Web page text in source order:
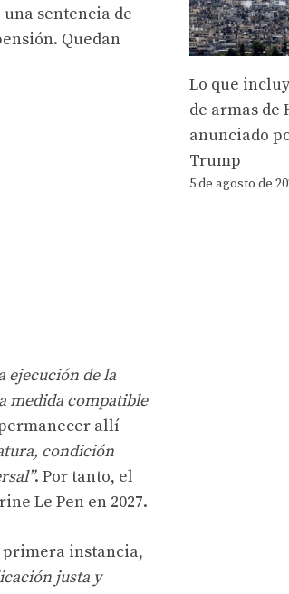
sentencia de
Quedan
ejecución de la
medida compatible
allí
condición
. Por tanto, el
Le Pen en 2027.
primera instancia,
justa y
Lo que
de armas de
anunciado
Trump
5 de agosto de